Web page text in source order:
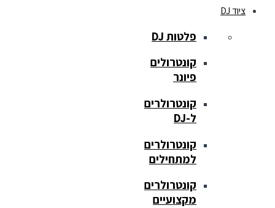
ציוד DJ
פלטות DJ
קונטרולים
פיונר
קונטרולרים
ל-DJ
קונטרולרים
למתחילים
קונטרולרים
מקצועיים